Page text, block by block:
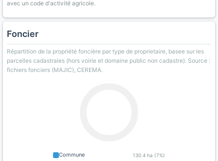
avec un code d'activité agricole.
Foncier
Répartition de la propriété foncière par type de proprietaire, basee sur les
parcelles cadastrales (hors voirie et domaine public non cadastre). Source :
fichiers fonciers (MAJIC), CEREMA.
Commune 130.4 ha (7%)